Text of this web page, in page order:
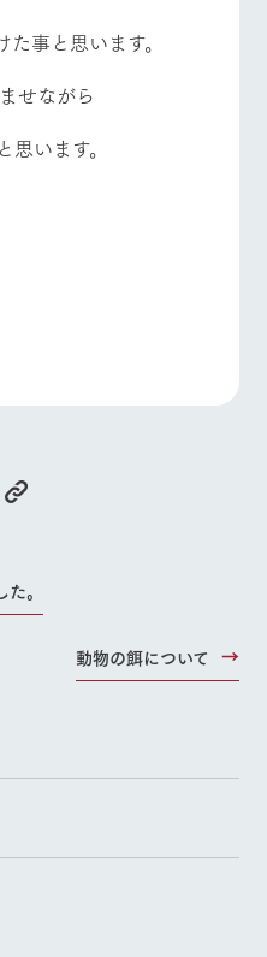
事と思います。
せながら
います。
。
動物の餌について